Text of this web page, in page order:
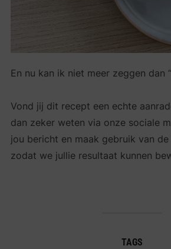
En nu kan ik niet meer zeggen dan
Vond jij dit recept een echte
dan zeker weten via onze sociale
jou bericht en maak gebruik van
zodat we jullie resultaat kunnen
TAGS